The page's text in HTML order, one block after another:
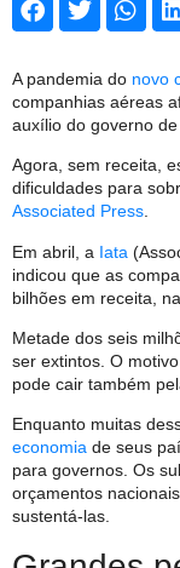
A pandemia do novo
companhias aéreas
auxílio do governo de
Agora, sem receita,
dificuldades para
Associated Press.
Em abril, a Iata
indicou que as
bilhões em receita,
Metade dos seis
ser extintos. O
pode cair também
Enquanto muitas
economia de seus
para governos. Os
orçamentos
sustentá-las.